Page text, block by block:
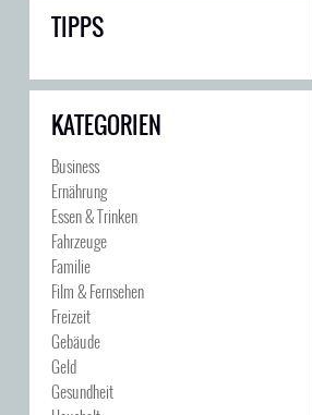
TIPPS
KATEGORIEN
Business
Ernährung
Essen & Trinken
Fahrzeuge
Familie
Film & Fernsehen
Freizeit
Gebäude
Geld
Gesundheit